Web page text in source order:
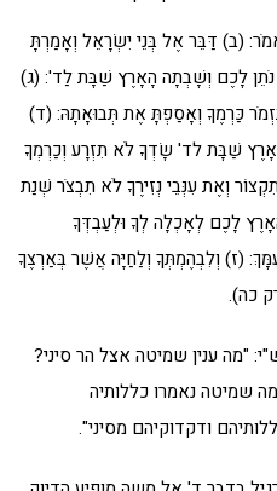
(ב) דַּבֵּר אֶל בְּנֵי יִשְׂרָאֵל וְאָמַרְתָּ
לָכֶם וְשָׁבְתָה הָאָרֶץ שַׁבָּת לַד': (ג)
כַּרְמֶךָ וְאָסַפְתָּ אֶת תְּבוּאָתָהּ: (ד)
שַׁבָּת לד' שָׂדְךָ לֹא תִזְרָע וְכַרְמְךָ
וְאֶת עִנְּבֵי נְזִירֶךָ לֹא תִבְצֹר שְׁנַת
לָכֶם לְאָכְלָה לְךָ וּלְעַבְדְּךָ
(ז) וְלִבְהֶמְתְּךָ וְלַחַיָּה אֲשֶׁר בְּאַרְצֶךָ
כה).
"מה ענין שמיטה אצל הר סיני?
שמיטה נאמרו כללותיה
ודקדוקיהם מסיני".